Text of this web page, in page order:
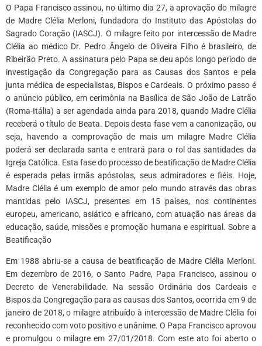
O Papa Francisco assinou, no último dia 27, a aprovação do milagre
de Madre Clélia Merloni, fundadora do Instituto das Apóstolas do
Sagrado Coração (IASCJ). O milagre feito por intercessão de Madre
Clélia ao médico Dr. Pedro Ângelo de Oliveira Filho é brasileiro, de
Ribeirão Preto. A assinatura pelo Papa se deu após longo período de
investigação da Congregação para as Causas dos Santos e pela
junta médica de especialistas, Bispos e Cardeais. O próximo passo é
o anúncio público, em cerimônia na Basílica de São João de Latrão
(Roma-Itália) a ser agendada ainda para 2018, quando Madre Clélia
receberá o título de Beata. Depois desta fase vem a canonização, ou
seja, havendo a comprovação de mais um milagre Madre Clélia
poderá ser declarada santa e entrará para o rol das santidades da
Igreja Católica. Esta fase do processo de beatificação de Madre Clélia
é esperada pelas irmãs apóstolas, seus admiradores e fiéis. Hoje,
Madre Clélia é um exemplo de amor pelo mundo através das obras
mantidas pelo IASCJ, presentes em 15 países, nos continentes
europeu, americano, asiático e africano, com atuação nas áreas da
educação, saúde, missões e promoção humana e espiritual. Sobre a
Beatificação
Em 1988 abriu-se a causa de beatificação de Madre Clélia Merloni.
Em dezembro de 2016, o Santo Padre, Papa Francisco, assinou o
Decreto de Venerabilidade. Na sessão Ordinária dos Cardeais e
Bispos da Congregação para as causas dos Santos, ocorrida em 9 de
janeiro de 2018, o milagre atribuído à intercessão de Madre Clélia foi
reconhecido com voto positivo e unânime. O Papa Francisco aprovou
e promulgou o milagre em 27/01/2018. Com este ato foi aberto o